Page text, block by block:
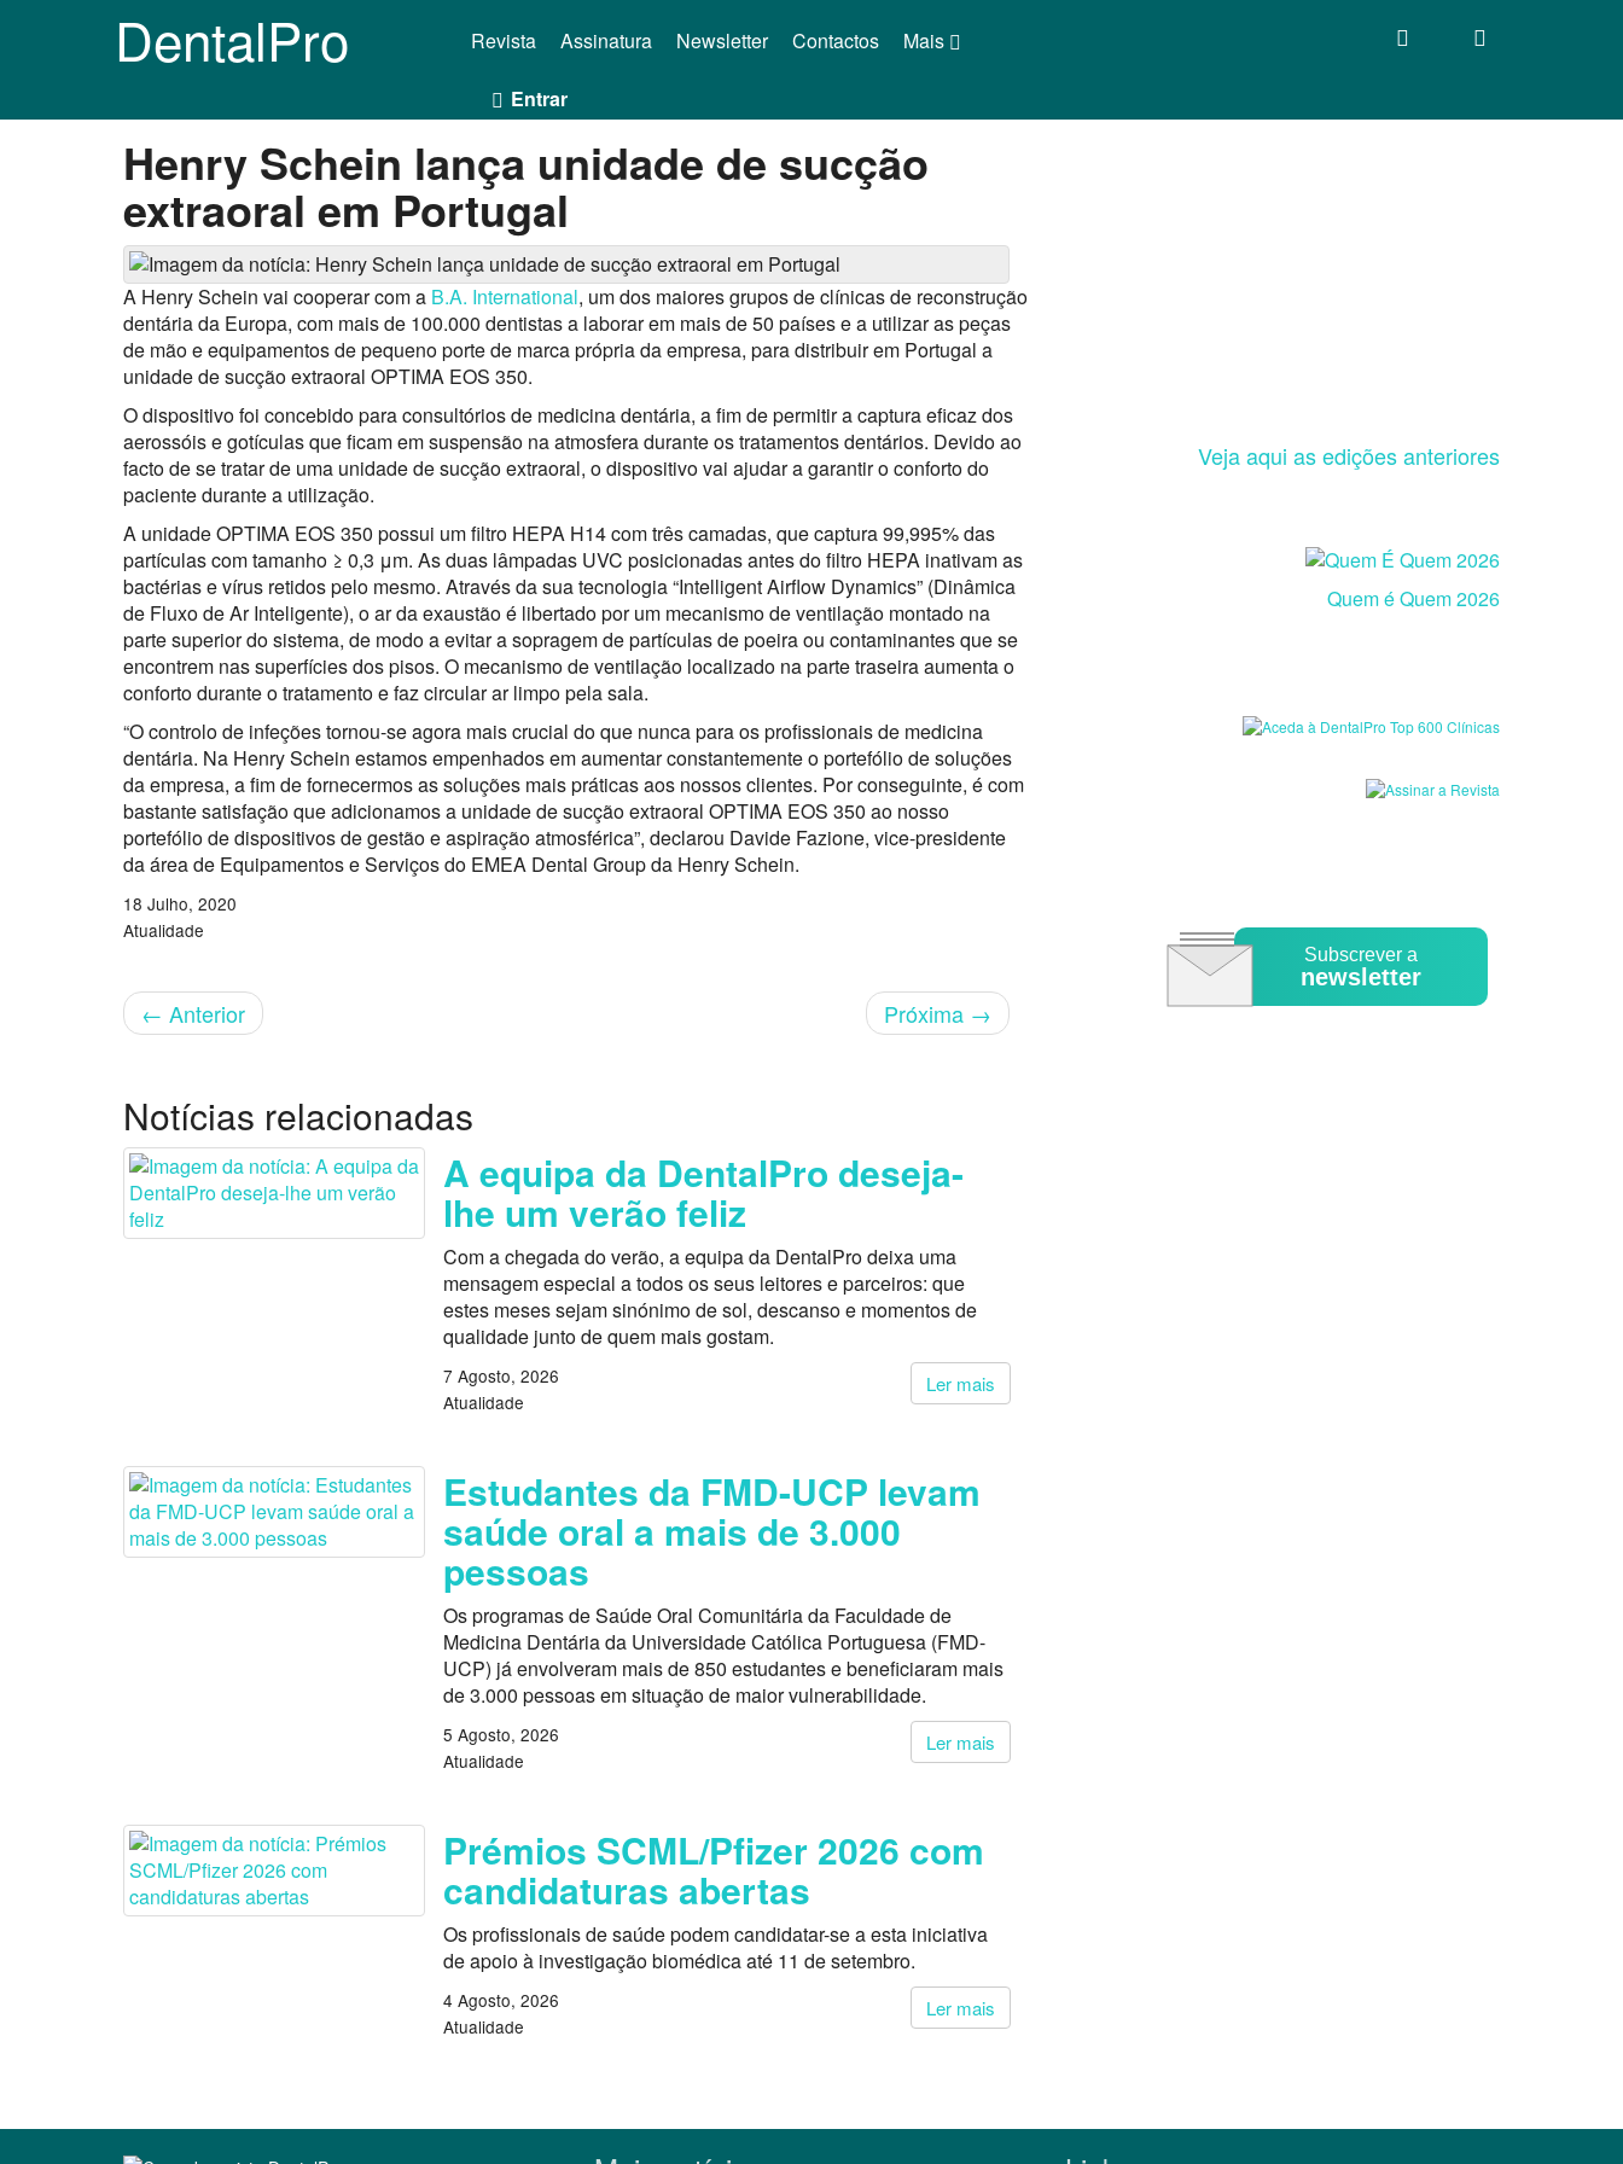
DentalPro Mais
Revista Assinatura Newsletter Contactos
Entrar
Henry Schein lança unidade de sucção
extraoral em Portugal
A Henry Schein vai cooperar com a B.A. International, um dos maiores grupos de clínicas de reconstrução
dentária da Europa, com mais de 100.000 dentistas a laborar em mais de 50 países e a utilizar as peças
de mão e equipamentos de pequeno porte de marca própria da empresa, para distribuir em Portugal a
unidade de sucção extraoral OPTIMA EOS 350.
O dispositivo foi concebido para consultórios de medicina dentária, a fim de permitir a captura eficaz dos
aerossóis e gotículas que ficam em suspensão na atmosfera durante os tratamentos dentários. Devido ao
facto de se tratar de uma unidade de sucção extraoral, o dispositivo vai ajudar a garantir o conforto do
paciente durante a utilização.
A unidade OPTIMA EOS 350 possui um filtro HEPA H14 com três camadas, que captura 99,995% das
partículas com tamanho ≥ 0,3 μm. As duas lâmpadas UVC posicionadas antes do filtro HEPA inativam as
bactérias e vírus retidos pelo mesmo. Através da sua tecnologia “Intelligent Airflow Dynamics” (Dinâmica
de Fluxo de Ar Inteligente), o ar da exaustão é libertado por um mecanismo de ventilação montado na
parte superior do sistema, de modo a evitar a sopragem de partículas de poeira ou contaminantes que se
encontrem nas superfícies dos pisos. O mecanismo de ventilação localizado na parte traseira aumenta o
conforto durante o tratamento e faz circular ar limpo pela sala.
“O controlo de infeções tornou-se agora mais crucial do que nunca para os profissionais de medicina
dentária. Na Henry Schein estamos empenhados em aumentar constantemente o portefólio de soluções
da empresa, a fim de fornecermos as soluções mais práticas aos nossos clientes. Por conseguinte, é com
bastante satisfação que adicionamos a unidade de sucção extraoral OPTIMA EOS 350 ao nosso
portefólio de dispositivos de gestão e aspiração atmosférica”, declarou Davide Fazione, vice-presidente
da área de Equipamentos e Serviços do EMEA Dental Group da Henry Schein.
18 Julho, 2020
Atualidade
← Anterior Próxima →
Veja aqui as edições anteriores
Quem é Quem 2026
Subscrever a
newsletter
Notícias relacionadas
A equipa da DentalPro deseja-
lhe um verão feliz
Com a chegada do verão, a equipa da DentalPro deixa uma
mensagem especial a todos os seus leitores e parceiros: que
estes meses sejam sinónimo de sol, descanso e momentos de
qualidade junto de quem mais gostam.
Ler mais
7 Agosto, 2026
Atualidade
Estudantes da FMD-UCP levam
saúde oral a mais de 3.000
pessoas
Os programas de Saúde Oral Comunitária da Faculdade de
Medicina Dentária da Universidade Católica Portuguesa (FMD-
UCP) já envolveram mais de 850 estudantes e beneficiaram mais
de 3.000 pessoas em situação de maior vulnerabilidade.
Ler mais
5 Agosto, 2026
Atualidade
Prémios SCML/Pfizer 2026 com
candidaturas abertas
Os profissionais de saúde podem candidatar-se a esta iniciativa
de apoio à investigação biomédica até 11 de setembro.
Ler mais
4 Agosto, 2026
Atualidade